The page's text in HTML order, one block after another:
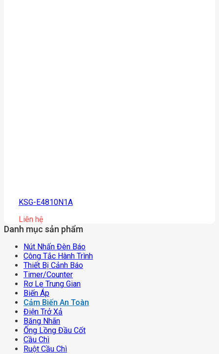
KSG-E4810N1A
Liên hệ
Danh mục sản phẩm
Nút Nhấn Đèn Báo
Công Tắc Hành Trình
Thiết Bị Cảnh Báo
Timer/counter
Rơ Le Trung Gian
Biến Áp
Cảm Biến An Toàn
Điện Trở Xả
Băng Nhãn
Ống Lồng Đầu Cốt
Cầu Chì
Ruột Cầu Chì